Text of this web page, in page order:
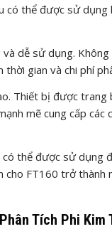
thể được sử
dễ sử dụng.
gian và chi phí
Thiết bị được
mẽ cung cấp
thể được sử dụng
FT160 trở thành
Tích Phi Kim